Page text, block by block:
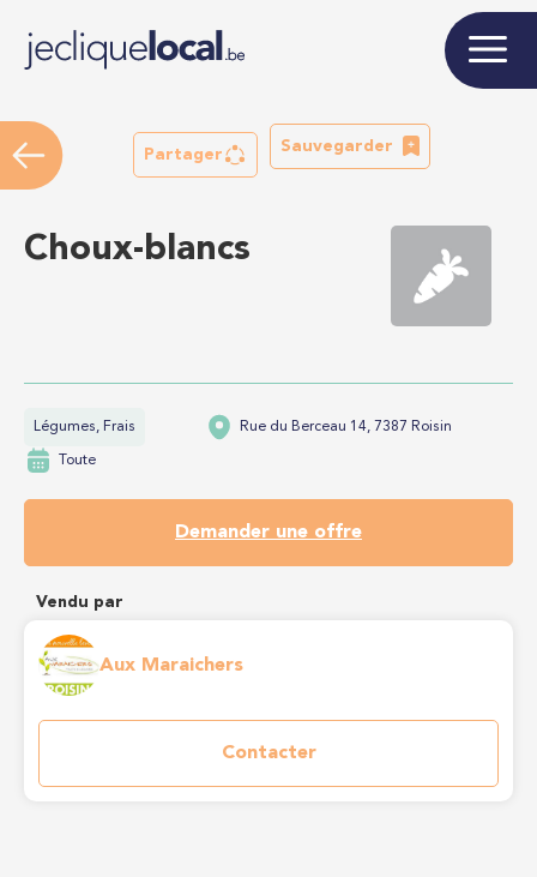
Partager
Sauvegarder
Choux-blancs
Légumes, Frais Rue du Berceau 14, 7387 Roisin
Toute
Demander une offre
Vendu par
Aux Maraichers
Contacter